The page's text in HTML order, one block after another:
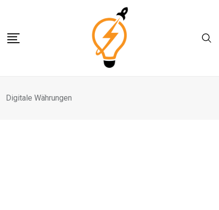
content
Digitale Währungen